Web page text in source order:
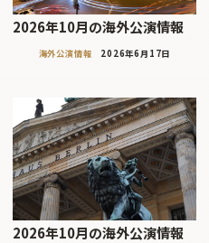
2026年10月の海外公演情報
海外公演情報 2026年6月17日
2026年10月の海外公演情報